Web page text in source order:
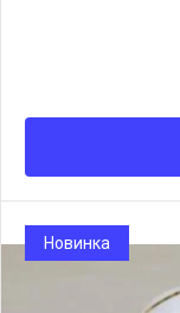
Новинка